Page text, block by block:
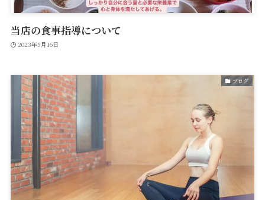
当店の食事指導について
2023年5月16日
ブログ